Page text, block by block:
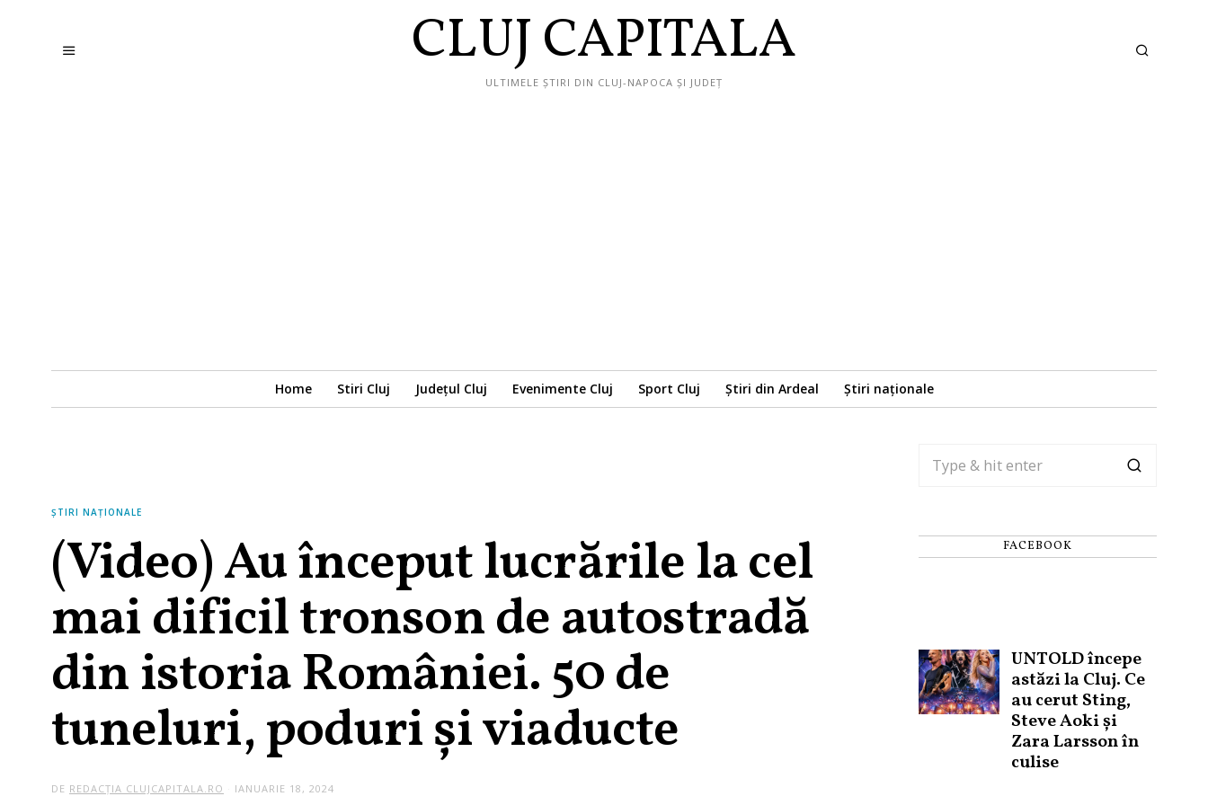
CLUJ CAPITALA
ULTIMELE ȘTIRI DIN CLUJ-NAPOCA ȘI JUDEȚ
Home Stiri Cluj Județul Cluj Evenimente Cluj Sport Cluj Știri din Ardeal Știri naționale
ȘTIRI NAȚIONALE
(Video) Au început lucrările la cel
mai dificil tronson de autostradă
din istoria României. 50 de
tuneluri, poduri și viaducte
DE REDACȚIA CLUJCAPITALA.RO IANUARIE 18, 2024
FACEBOOK
UNTOLD începe
astăzi la Cluj. Ce
au cerut Sting,
Steve Aoki și
Zara Larsson în
culise